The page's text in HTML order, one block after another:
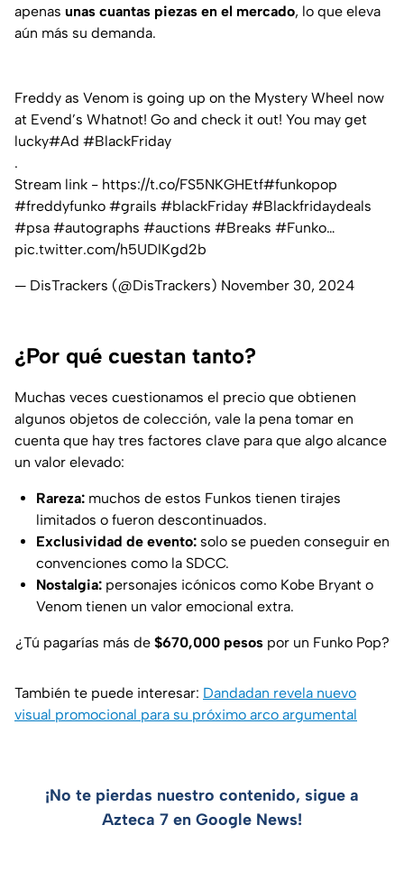
apenas unas cuantas piezas en el mercado, lo que eleva
aún más su demanda.
Freddy as Venom is going up on the Mystery Wheel now
at Evend’s Whatnot! Go and check it out! You may get
lucky#Ad #BlackFriday
.
Stream link - https://t.co/FS5NKGHEtf#funkopop
#freddyfunko #grails #blackFriday #Blackfridaydeals
#psa #autographs #auctions #Breaks #Funko…
pic.twitter.com/h5UDlKgd2b
— DisTrackers (@DisTrackers) November 30, 2024
¿Por qué cuestan tanto?
Muchas veces cuestionamos el precio que obtienen
algunos objetos de colección, vale la pena tomar en
cuenta que hay tres factores clave para que algo alcance
un valor elevado:
Rareza: muchos de estos Funkos tienen tirajes
limitados o fueron descontinuados.
Exclusividad de evento: solo se pueden conseguir en
convenciones como la SDCC.
Nostalgia: personajes icónicos como Kobe Bryant o
Venom tienen un valor emocional extra.
¿Tú pagarías más de $670,000 pesospor un Funko Pop?
También te puede interesar: Dandadan revela nuevo
visual promocional para su próximo arco argumental
¡No te pierdas nuestro contenido, sigue a
Azteca 7 en Google News!